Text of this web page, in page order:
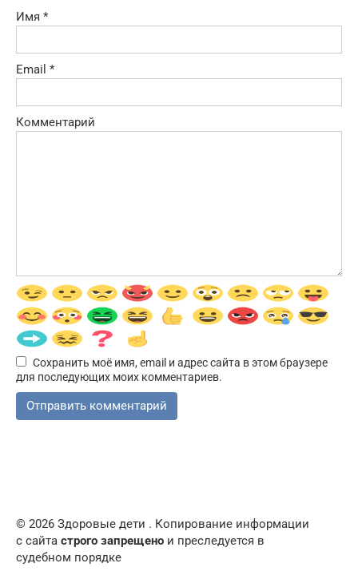
Имя *
Email *
Комментарий
Сохранить моё имя, email и адрес сайта в этом браузере
для последующих моих комментариев.
© 2026 Здоровые дети . Копирование информации
с сайта строго запрещено и преследуется в
судебном порядке